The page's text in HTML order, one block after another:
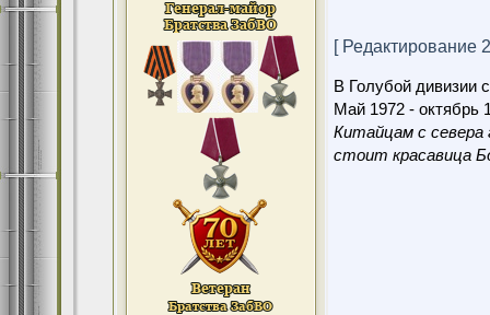
[ Редактирование
В Голубой дивизии
Май 1972 - октябрь
Китайцам с севера
стоит красавица